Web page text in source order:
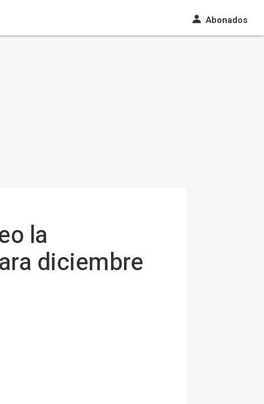
Abonados
la
diciembre